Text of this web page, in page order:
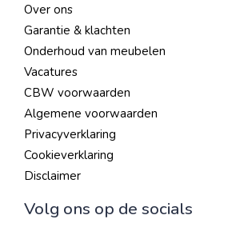
Over ons
Garantie & klachten
Onderhoud van meubelen
Vacatures
CBW voorwaarden
Algemene voorwaarden
Privacyverklaring
Cookieverklaring
Disclaimer
Volg ons op de socials